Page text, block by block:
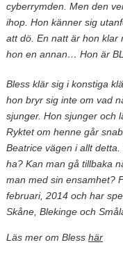
cyberrymden. Men den
ihop. Hon känner sig
att dö. En natt är hon klar
hon en annan… Hon är
Bless klär sig i konstiga
hon bryr sig inte om vad
sjunger. Hon sjunger och
Ryktet om henne går
Beatrice vägen i allt
ha? Kan man gå tillbaka
man med sin ensamhet?
februari, 2014 och har
Skåne, Blekinge och
Läs mer om Bless här